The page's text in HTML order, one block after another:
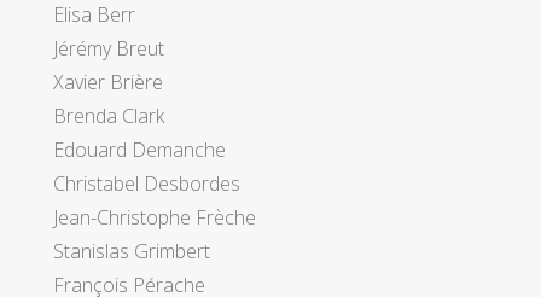
Elisa Berr
Jérémy Breut
Xavier Brière
Brenda Clark
Edouard Demanche
Christabel Desbordes
Jean-Christophe Frèche
Stanislas Grimbert
François Pérache